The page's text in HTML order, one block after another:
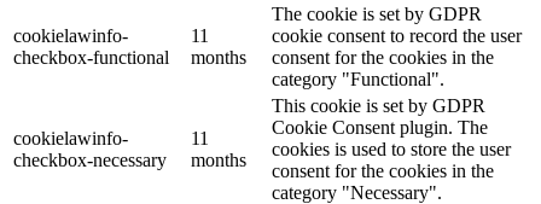
cookielawinfo-
checkbox-functional
11
months
The cookie is set by GDPR
cookie consent to record the user
consent for the cookies in the
category "Functional".
cookielawinfo-
checkbox-necessary
11
months
This cookie is set by GDPR
Cookie Consent plugin. The
cookies is used to store the user
consent for the cookies in the
category "Necessary".